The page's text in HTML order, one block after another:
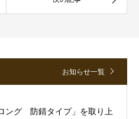
お知らせ一覧
ング 防錆タイプ」を取り上